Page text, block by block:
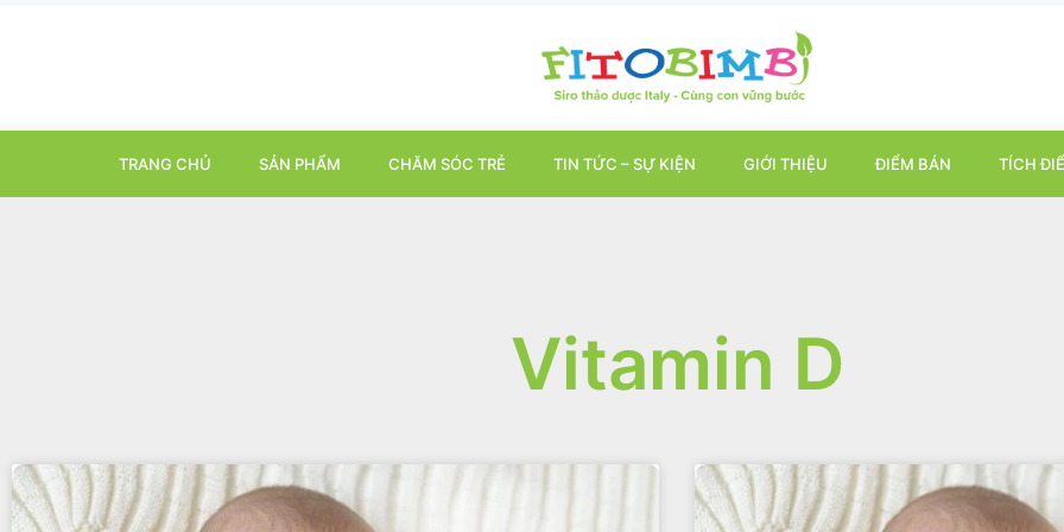
TRANG CHỦ SẢN PHẨM CHĂM SÓC TRẺ TIN TỨC – SỰ KIỆN GIỚI THIỆU ĐIỂM BÁN TÍCH
Vitamin D